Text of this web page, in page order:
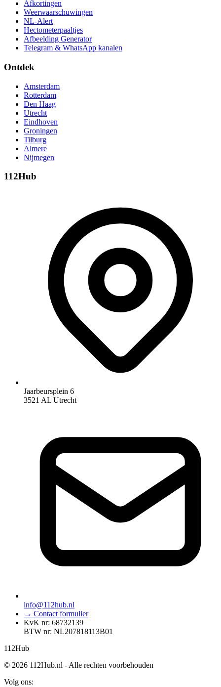
Afkortingen
Weerwaarschuwingen
NL-Alert
Hectometerpaaltjes
Afbeelding Generator
Telegram & WhatsApp kanalen
Ontdek
Amsterdam
Rotterdam
Den Haag
Utrecht
Eindhoven
Groningen
Tilburg
Almere
Nijmegen
112Hub
Jaarbeursplein 6
3521 AL Utrecht
info@112hub.nl
→ Contact formulier
KvK nr: 68732139
BTW nr: NL207818113B01
112Hub
© 2026 112Hub.nl - Alle rechten voorbehouden
Volg ons: